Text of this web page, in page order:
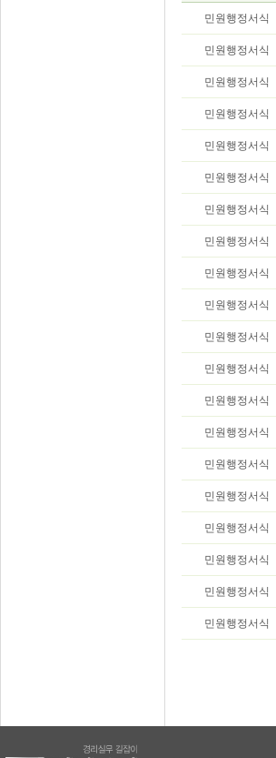
민원행정서식
민원행정서식
민원행정서식
민원행정서식
민원행정서식
민원행정서식
민원행정서식
민원행정서식
민원행정서식
민원행정서식
민원행정서식
민원행정서식
민원행정서식
민원행정서식
민원행정서식
민원행정서식
민원행정서식
민원행정서식
민원행정서식
민원행정서식